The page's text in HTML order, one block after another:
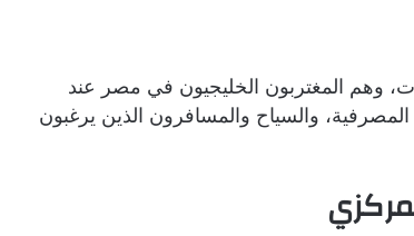
وهم المغتربون الخليجيون في مصر عند
والسياح والمسافرون الذين يرغبون